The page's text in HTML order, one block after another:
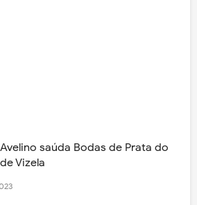
saúda Bodas de Prata do
Vizela